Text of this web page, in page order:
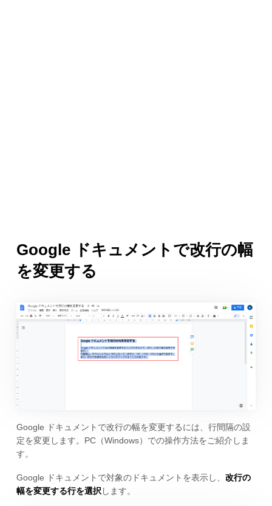
Google ドキュメントで改行の幅
を変更する
Google ドキュメントで改行の幅を変更するには、行間隔の設
定を変更します。PC（Windows）での操作方法をご紹介しま
す。
Google ドキュメントで対象のドキュメントを表示し、 改行の
幅を変更する行を選択 します。